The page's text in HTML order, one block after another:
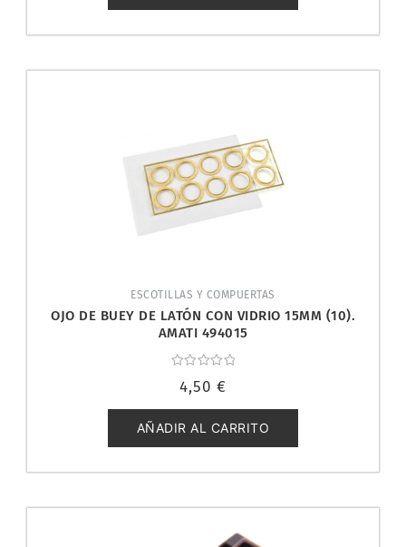
ESCOTILLAS Y COMPUERTAS
OJO DE BUEY DE LATÓN CON VIDRIO 15MM (10).
AMATI 494015
con
de
5
4,50 €
AÑADIR AL CARRITO